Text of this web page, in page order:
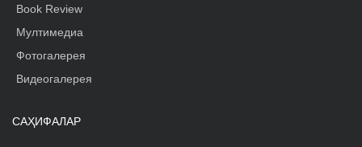
Book Review
Мултимедиа
Фотогалерея
Видеогалерея
САҲИФАЛАР